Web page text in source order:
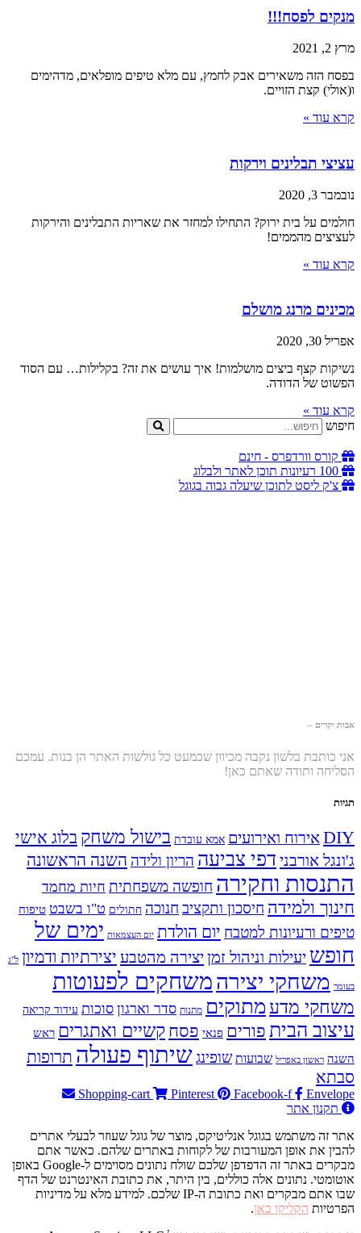
מנקים לפסח!!!
מרץ 2, 2021
בפסח הזה משאירים אבק לחמץ, עם מלא טיפים מופלאים, מדהימים
ו(אולי) קצת הזויים.
קרא עוד »
עציצי תבלינים וירקות
נובמבר 3, 2020
חולמים על בית ירוק? התחילו למחזר את שאריות התבלינים והירקות
לעציצים מהממים!
קרא עוד »
מכינים מרנג מושלם
אפריל 30, 2020
נשיקות קצף ביצים מושלמות! איך עושים את זה? בקלילות… עם הסוד
הפשוט של הדודה.
קרא עוד »
חיפוש
קורס וורדפרס - חינם
100 רעיונות תוכן לאתר ולבלוג
צ'ק ליסט לתוכן שיעלה גבוה בגוגל
אבות יקרים –
אני כותבת בלשון נקבה מכיוון שכמעט כל גולשות האתר הן בנות. עמכם
הסליחה ותודה שאתם כאן!
תגיות
DIYאירוח ואירועים אמא עובדת בישול משחק בלוג אישי
ג'ונגל אורבני דפי צביעה הריון ולידה השנה הראשונה
התנסות וחקירה חופשה משפחתית חיות מחמד
חינוך ולמידה חיסכון ותקציב חנוכה חתולים ט"ו בשבט טיפוח
טיפים ורעיונות למטבח יום הולדת יום העצמאות ימים של
חופש יעילות וניהול זמן יצירה מהטבע יצירתיות ודמיון ל"ג
בעומר משחקי יצירהמשחקים לפעוטות
משחקי מדע מתוקים מתנות סדר וארגון סוכות עידוד קריאה
עיצוב הבית פורים פנאי פסח קשיים ואתגרים ראש
השנה ראשון באפריל שבועות שופינגשיתוף פעולה תרופות
סבתא
Shopping-cart Pinterest Facebook-f
Envelope
תקנון אתר
אתר זה משתמש בגוגל אנליטיקס, מוצר של גוגל שעוזר לבעלי אתרים
להבין את אופן המעורבות של לקוחות באתרים שלהם. כאשר אתם
מבקרים באתר זה הדפדפן שלכם שולח נתונים מסוימים ל-Google באופן
אוטומטי. נתונים אלה כוללים, בין היתר, את כתובת האינטרנט של הדף
שבו אתם מבקרים ואת כתובת ה-IP שלכם. למידע מלא על מדיניות
הפרטיות הקליקו כאן.